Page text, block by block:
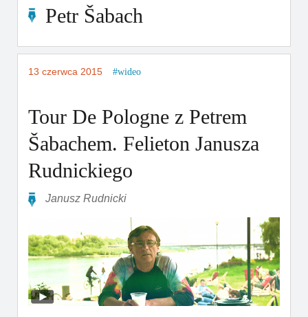
Petr Šabach
13 czerwca 2015 wideo
Tour De Pologne z Petrem
Šabachem. Felieton Janusza
Rudnickiego
Janusz Rudnicki